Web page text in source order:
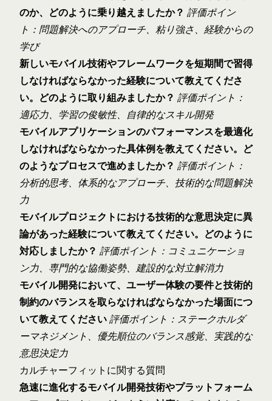
のか、どのように乗り越えましたか？ 評価ポイン
ト：問題解決へのアプローチ、粘り強さ、経験からの
学び
新しいモバイル技術やフレームワークを短期間で習得
しなければならなかった経験について教えてくださ
い。どのように取り組みましたか？ 評価ポイント：
適応力、学習の俊敏性、自律的なスキル開発
モバイルアプリケーションのパフォーマンスを最適化
しなければならなかった具体例を教えてください。ど
のようなプロセスで進めましたか？ 評価ポイント：
分析的思考、体系的なアプローチ、技術的な問題解決
力
モバイルプロジェクトにおける技術的な意思決定に異
論があった経験について教えてください。どのように
対応しましたか？ 評価ポイント：コミュニケーショ
ン力、専門的な協働姿勢、建設的な対立解消力
モバイル開発において、ユーザー体験の要件と技術的
制約のバランスを取らなければならなかった場面につ
いて教えてください評価ポイント：ステークホルダ
ーマネジメント、優先順位のバランス感覚、実践的な
意思決定力
カルチャーフィットに関する質問
急速に進化するモバイル開発技術やプラットフォーム